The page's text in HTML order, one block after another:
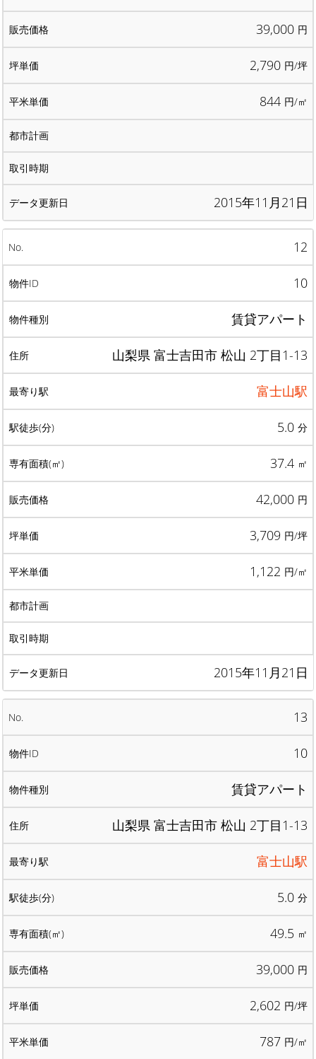
39,000 円
2,790 円/坪
844 円/㎡
2015年11月21日
12
10
賃貸アパート
山梨県 富士吉田市 松山 2丁目1-13
富士山駅
5.0 分
37.4 ㎡
42,000 円
3,709 円/坪
1,122 円/㎡
2015年11月21日
13
10
賃貸アパート
山梨県 富士吉田市 松山 2丁目1-13
富士山駅
5.0 分
49.5 ㎡
39,000 円
2,602 円/坪
787 円/㎡